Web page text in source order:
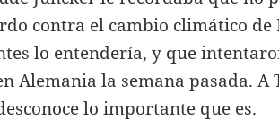
contra el cambio climático de
lo entendería, y que
Alemania la semana pasada.
lo importante que es.